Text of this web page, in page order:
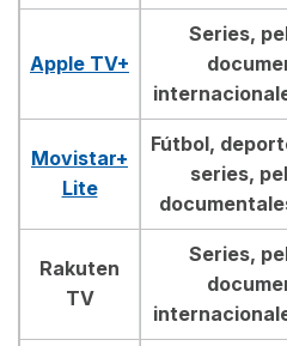
Apple TV+
Series,
Movistar+
Lite
Fútbol,
series,
Rakuten
TV
Series,